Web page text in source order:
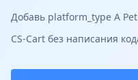
Добавь platform_type A
CS-Cart без написания